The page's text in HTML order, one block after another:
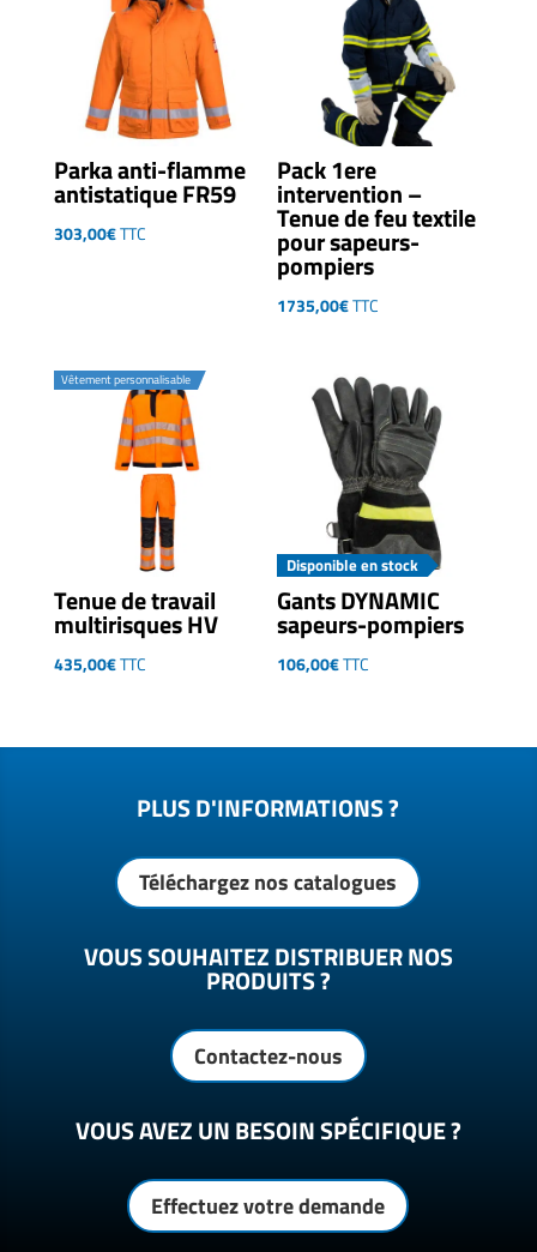
Parka anti-flamme
antistatique FR59
303,00€TTC
Pack 1ere
intervention –
Tenue de feu textile
pour sapeurs-
pompiers
1735,00€TTC
Vêtement personnalisable
Tenue de travail
multirisques HV
435,00€TTC
Disponible en stock
Gants DYNAMIC
sapeurs-pompiers
106,00€TTC
PLUS D'INFORMATIONS ?
Téléchargez nos catalogues
VOUS SOUHAITEZ DISTRIBUER NOS
PRODUITS ?
Contactez-nous
VOUS AVEZ UN BESOIN SPÉCIFIQUE ?
Effectuez votre demande